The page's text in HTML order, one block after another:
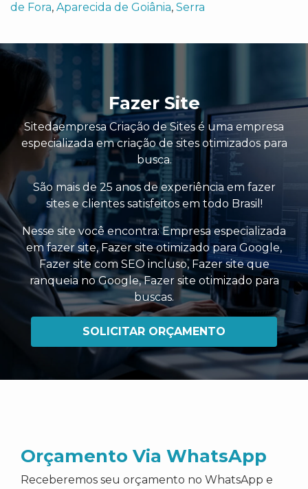
de Fora, Aparecida de Goiânia, Serra
Fazer Site
Sitedaempresa Criação de Sites é uma empresa
especializada em criação de sites otimizados para
busca.
São mais de 25 anos de experiência em fazer
sites e clientes satisfeitos em todo Brasil!
Nesse site você encontra:Empresa especializada
em fazer site,Fazer site otimizado para Google,
Fazer site com SEO incluso, Fazer site que
ranqueia no Google,Fazer site otimizado para
buscas.
SOLICITAR ORÇAMENTO
Orçamento Via WhatsApp
Receberemos seu orçamento no WhatsApp e